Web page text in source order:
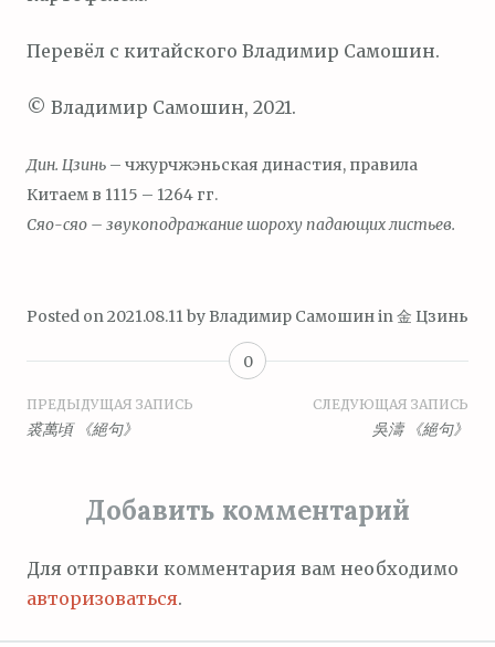
Перевёл с китайского Владимир Самошин.
© Владимир Самошин, 2021.
Дин. Цзинь – чжурчжэньская династия, правила
Китаем в 1115 – 1264 гг.
Сяо-сяо – звукоподражание шороху падающих листьев.
Posted on 2021.08.11 by Владимир Самошинin 金 Цзинь
0
Навигация
записям
ПРЕДЫДУЩАЯ ЗАПИСЬ
裘萬頃 《絕句》
СЛЕДУЮЩАЯ ЗАПИСЬ
吳濤 《絕句》
Добавить комментарий
Для отправки комментария вам необходимо
авторизоваться.